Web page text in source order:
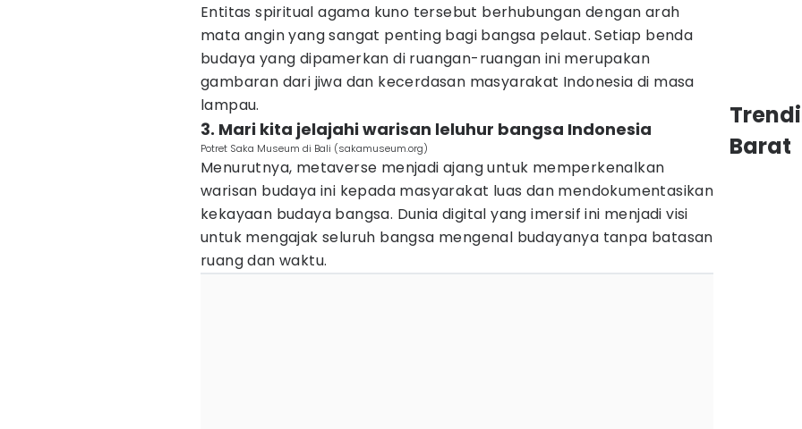
Entitas spiritual agama kuno tersebut berhubungan dengan arah
mata angin yang sangat penting bagi bangsa pelaut. Setiap benda
budaya yang dipamerkan di ruangan-ruangan ini merupakan
gambaran dari jiwa dan kecerdasan masyarakat Indonesia di masa
lampau.
3. Mari kita jelajahi warisan leluhur bangsa Indonesia
Potret Saka Museum di Bali (sakamuseum.org)
Menurutnya, metaverse menjadi ajang untuk memperkenalkan
warisan budaya ini kepada masyarakat luas dan mendokumentasikan
kekayaan budaya bangsa. Dunia digital yang imersif ini menjadi visi
untuk mengajak seluruh bangsa mengenal budayanya tanpa batasan
ruang dan waktu.
Barat